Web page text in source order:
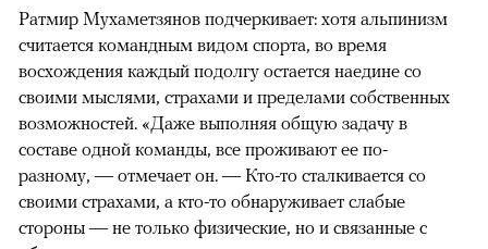
Ратмир Мухаметзянов подчеркивает: хотя альпинизм
считается командным видом спорта, во время
восхождения каждый подолгу остается наедине со
своими мыслями, страхами и пределами собственных
возможностей. «Даже выполняя общую задачу в
составе одной команды, все проживают ее по-
разному, — отмечает он. — Кто-то сталкивается со
своими страхами, а кто-то обнаруживает слабые
стороны — не только физические, но и связанные с